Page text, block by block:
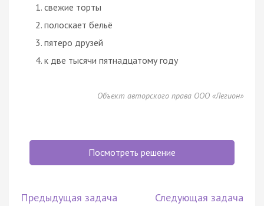
свежие торты
полоскает бельё
пятеро друзей
к две тысячи пятнадцатому году
Объект авторского права ООО «Легион»
Посмотреть решение
Предыдущая задача Следующая задача